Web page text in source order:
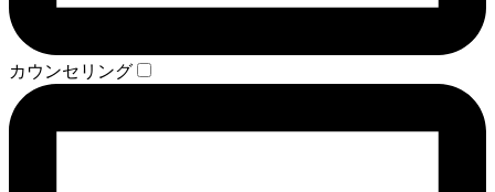
カウンセリング